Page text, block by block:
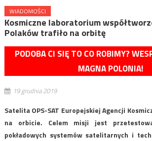
WIADOMOŚCI
Kosmiczne laboratorium
Polaków trafiło na orbitę
PODOBA CI SIĘ TO CO ROBIMY?
MAGNA POLONIA!
19 grudnia 2019
Satelita OPS-SAT Europejskiej Agencji
na orbicie. Celem misji jest
pokładowych systemów satelitarnych i